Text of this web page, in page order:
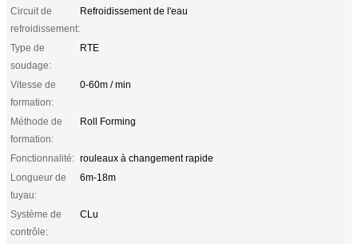
Circuit de
refroidissement:
Refroidissement de l'eau
Type de
soudage:
RTE
Vitesse de
formation:
0-60m / min
Méthode de
formation:
Roll Forming
Fonctionnalité: rouleaux à changement rapide
Longueur de
tuyau:
6m-18m
Système de
contrôle:
CLu